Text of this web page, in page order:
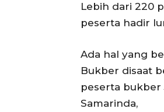
Lebih dari 220
peserta hadir
Ada hal yang
Bukber disaat
peserta bukber
Samarinda,